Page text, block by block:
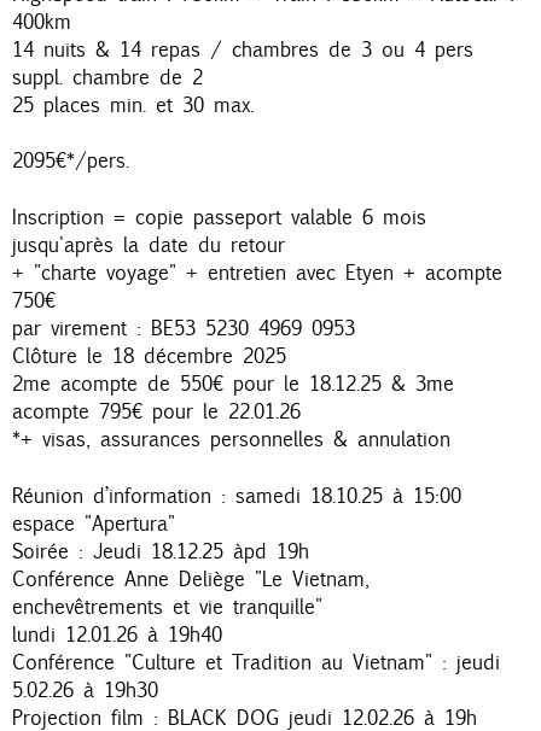
400km
14 nuits & 14 repas / chambres de 3 ou 4 pers
suppl. chambre de 2
25 places min. et 30 max.
2095€*/pers.
Inscription = copie passeport valable 6 mois
jusqu'après la date du retour
+ "charte voyage" + entretien avec Etyen + acompte
750€
par virement : BE53 5230 4969 0953
Clôture le 18 décembre 2025
2me acompte de 550€ pour le 18.12.25 & 3me
acompte 795€ pour le 22.01.26
*+ visas, assurances personnelles & annulation
Réunion d’information : samedi 18.10.25 à 15:00
espace "Apertura"
Soirée : Jeudi 18.12.25 àpd 19h
Conférence Anne Deliège "Le Vietnam,
enchevêtrements et vie tranquille"
lundi 12.01.26 à 19h40
Conférence "Culture et Tradition au Vietnam" : jeudi
5.02.26 à 19h30
Projection film : BLACK DOG jeudi 12.02.26 à 19h